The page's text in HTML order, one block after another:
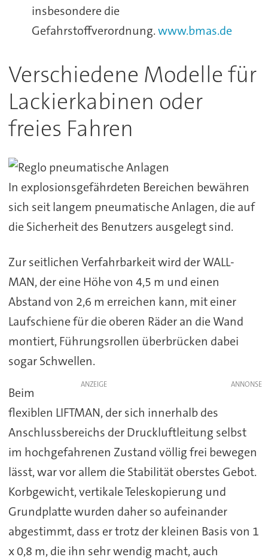
insbesondere die
Gefahrstoffverordnung.www.bmas.de
Verschiedene Modelle für
Lackierkabinen oder
freies Fahren
In explosionsgefährdeten Bereichen bewähren
sich seit langem pneumatische Anlagen, die auf
die Sicherheit des Benutzers ausgelegt sind.
Zur seitlichen Verfahrbarkeit wird der WALL-
MAN, der eine Höhe von 4,5 m und einen
Abstand von 2,6 m erreichen kann, mit einer
Laufschiene für die oberen Räder an die Wand
montiert, Führungsrollen überbrücken dabei
sogar Schwellen.
ANZEIGE
Beim
flexiblen LIFTMAN, der sich innerhalb des
Anschlussbereichs der Druckluftleitung selbst
im hochgefahrenen Zustand völlig frei bewegen
lässt, war vor allem die Stabilität oberstes Gebot.
Korbgewicht, vertikale Teleskopierung und
Grundplatte wurden daher so aufeinander
abgestimmt, dass er trotz der kleinen Basis von 1
x 0,8 m, die ihn sehr wendig macht, auch